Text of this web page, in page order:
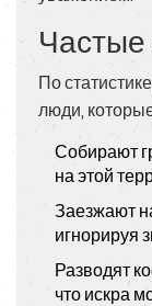
Частые
По
люди,
Собирают
на этой
Заезжают
игнорируя
Разводят
что искра